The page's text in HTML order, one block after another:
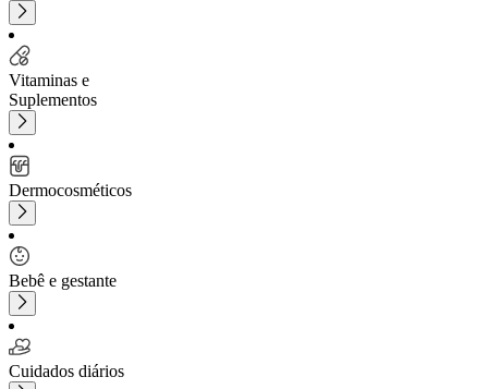
Vitaminas e
Suplementos
Dermocosméticos
Bebê e gestante
Cuidados diários